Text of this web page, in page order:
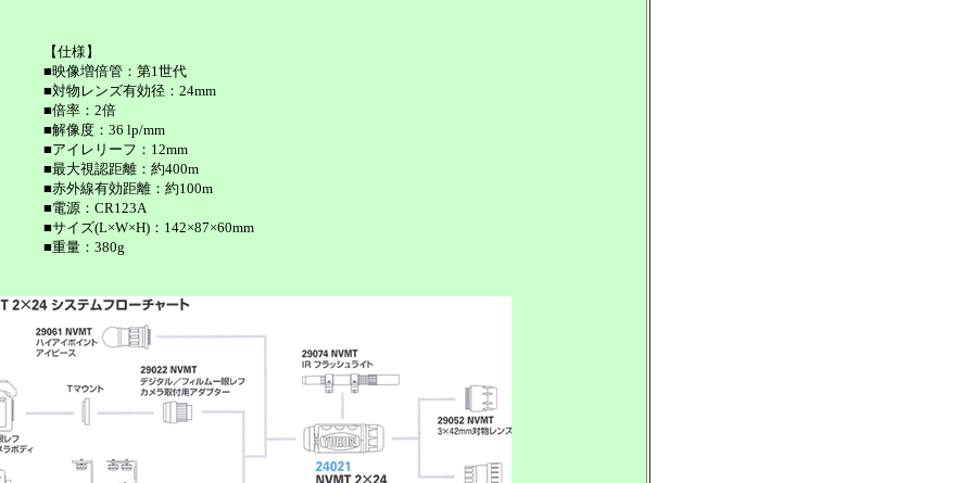
【仕様】
■映像増倍管：第1世代
■対物レンズ有効径：24mm
■倍率：2倍
■解像度：36 lp/mm
■アイレリーフ：12mm
■最大視認距離：約400m
■赤外線有効距離：約100m
■電源：CR123A
■サイズ(L×W×H)：142×87×60mm
■重量：380g